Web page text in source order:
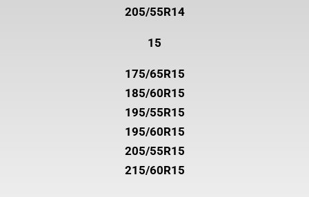
205/55R14
15
175/65R15
185/60R15
195/55R15
195/60R15
205/55R15
215/60R15